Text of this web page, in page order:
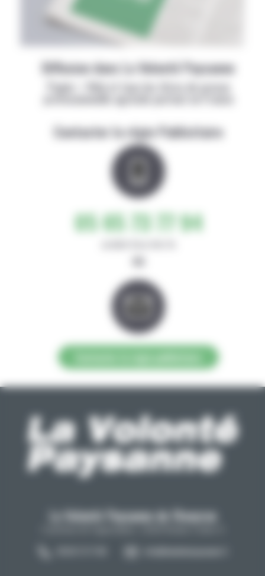
Diffusion dans La Volonté Paysanne
Papier + Web et tous les titres de presse
Contacter la régie Publicitaire
05 65 73 77 94
ou
La Volonté Paysanne de l'Aveyron